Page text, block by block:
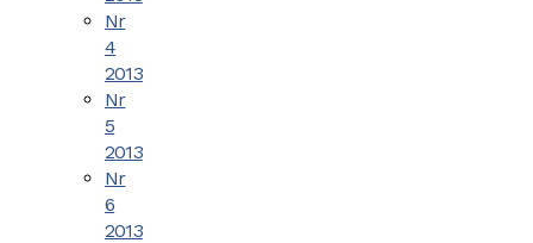
Nr
4
2013
Nr
5
2013
Nr
6
2013